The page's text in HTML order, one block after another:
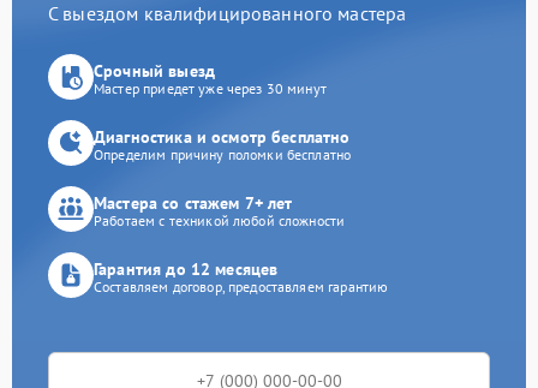
С выездом квалифицированного мастера
Срочный выезд
Мастер приедет уже через 30 минут
Диагностика и осмотр бесплатно
Определим причину поломки бесплатно
Мастера со стажем 7+ лет
Работаем с техникой любой сложности
Гарантия до 12 месяцев
Составляем договор, предоставляем гарантию